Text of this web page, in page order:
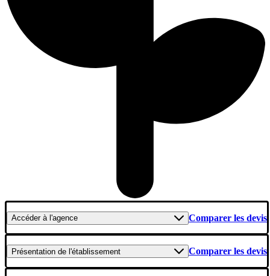
Accéderà l'agence Comparer les devis
Présentation de l'établissement Comparer les devis